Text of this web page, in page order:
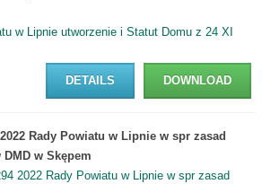
w Lipnie utworzenie i Statut Domu z 24 XI
DOWNLOAD
DETAILS
Rady Powiatu w Lipnie w spr zasad
w Skępem
2022 Rady Powiatu w Lipnie w spr zasad